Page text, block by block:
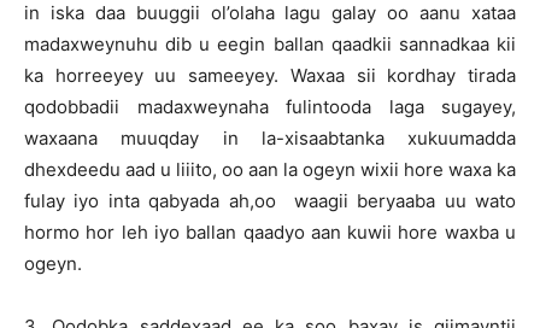
in iska daa buuggii ol’olaha lagu galay oo aanu xataa
madaxweynuhu dib u eegin ballan qaadkii sannadkaa kii
ka horreeyey uu sameeyey. Waxaa sii kordhay tirada
qodobbadii madaxweynaha fulintooda laga sugayey,
waxaana muuqday in la-xisaabtanka xukuumadda
dhexdeedu aad u liiito, oo aan la ogeyn wixii hore waxa ka
fulay iyo inta qabyada ah,oo waagii beryaaba uu wato
hormo hor leh iyo ballan qaadyo aan kuwii hore waxba u
ogeyn.